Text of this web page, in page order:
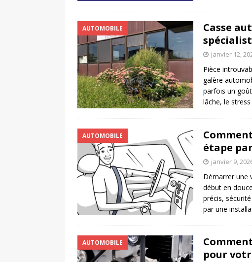
AUTOMOBILE
Casse
janvier 12,
Pièce
galère
parfois un
lâche, le stress
AUTOMOBILE
étape
janvier 9,
Démarrer une
début en
précis,
par une
AUTOMOBILE
pour